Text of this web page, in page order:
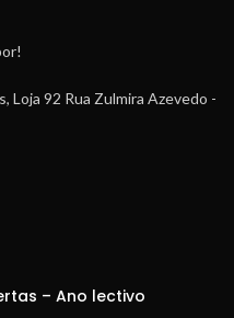
Loja 92 Rua Zulmira Azevedo -
– Ano lectivo